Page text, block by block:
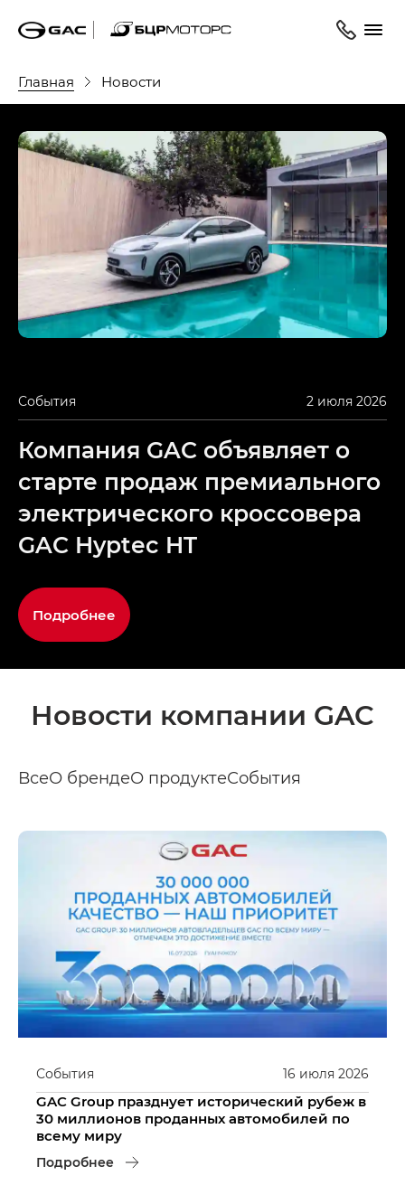
Главная Новости
События 2 июля 2026
Компания GAC объявляет о
старте продаж премиального
электрического кроссовера
GAC Hyptec HT
Подробнее
Новости компании GAC
ВсеО брендеО продуктеСобытия
16 июля 2026
События
GAC Group празднует исторический рубеж в
30 миллионов проданных автомобилей по
всему миру
Подробнее